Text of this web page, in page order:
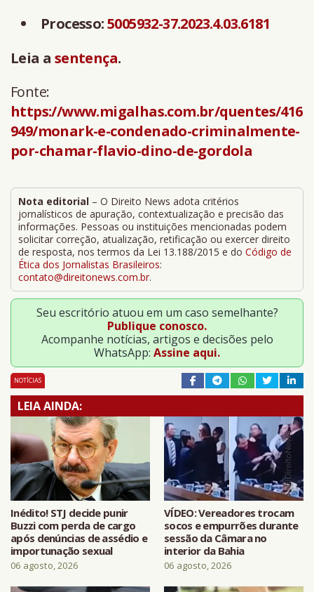
Processo:5005932-37.2023.4.03.6181
Leia a sentença.
Fonte:
https://www.migalhas.com.br/quentes/416
949/monark-e-condenado-criminalmente-
por-chamar-flavio-dino-de-gordola
Nota editorial – O Direito News adota critérios
jornalísticos de apuração, contextualização e precisão das
informações. Pessoas ou instituições mencionadas podem
solicitar correção, atualização, retificação ou exercer direito
de resposta, nos termos da Lei 13.188/2015 e do Código de
Ética dos Jornalistas Brasileiros:
contato@direitonews.com.br.
Seu escritório atuou em um caso semelhante?
Publique conosco.
Acompanhe notícias, artigos e decisões pelo
WhatsApp: Assine aqui.
NOTÍCIAS
LEIA AINDA:
Inédito! STJ decide punir
Buzzi com perda de cargo
após denúncias de assédio e
importunação sexual
06 agosto, 2026
VÍDEO: Vereadores trocam
socos e empurrões durante
sessão da Câmara no
interior da Bahia
06 agosto, 2026